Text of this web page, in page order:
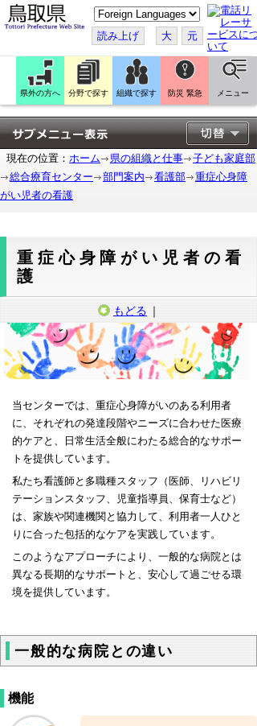
こ
の
ペ
ー
ジ
翻
訳
す
る
読み上げ 大 元
県外の方へ 分野で探す 組織で探す 防災 緊急 メニュー
現在の位置： ホーム 県の組織と仕事
子ども家庭部
総合療育センター
部門案内 看護部
重症心身障
がい児者の看護
重症心身障がい児者の看
護
もどる ｜
当センターでは、重症心身障がいのある利用者
に、それぞれの発達段階やニーズに合わせた医療
的ケアと、日常生活全般にわたる総合的なサポー
トを提供しています。
私たち看護師と多職種スタッフ（医師、リハビリ
テーションスタッフ、児童指導員、保育士など）
は、家族や関連機関と協力して、利用者一人ひと
りに合った包括的なケアを実践しています。
このようなアプローチにより、一般的な病院とは
異なる長期的なサポートと、安心して過ごせる環
境を提供しています。
一般的な病院との違い
機能